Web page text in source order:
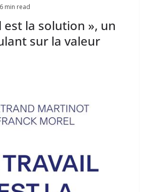
6 min read
est la solution », un
sur la valeur